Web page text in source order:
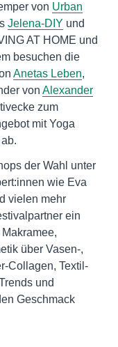
von Urban
Jelena-DIY und
AT HOME und
besuchen die
Anetas Leben,
von Alexander
zum
mit Yoga
der Wahl unter
wie Eva
vielen mehr
ein
über Vasen-,
Collagen, Textil-
und
Geschmack